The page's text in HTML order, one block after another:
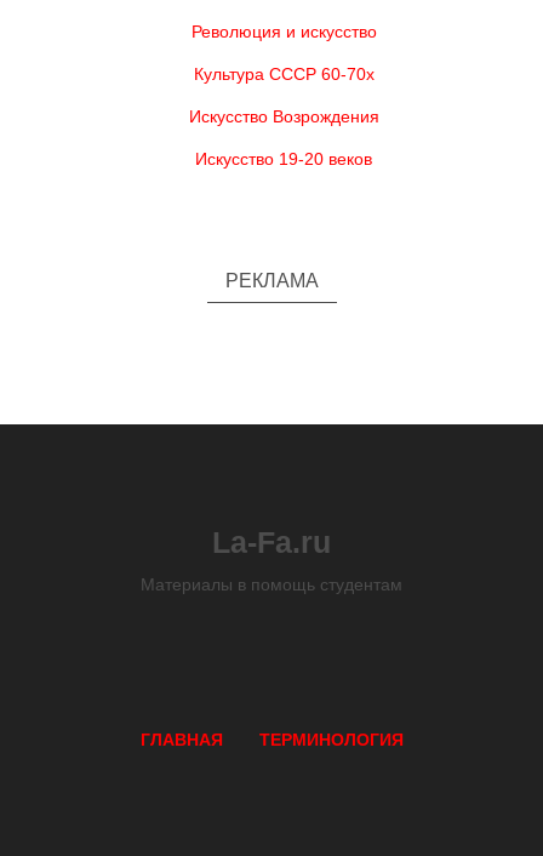
Революция и искусство
Культура СССР 60-70х
Искусство Возрождения
Искусство 19-20 веков
РЕКЛАМА
La-Fa.ru
Материалы в помощь студентам
ГЛАВНАЯ ТЕРМИНОЛОГИЯ